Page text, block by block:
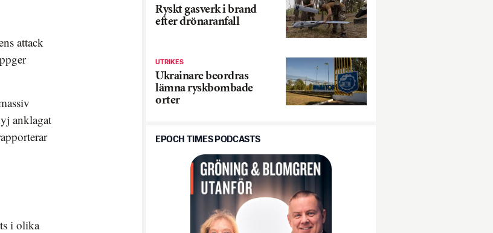
attack
anklagat
i olika
Ryskt gasverk i brand
efter drönaranfall
UTRIKES
Ukrainare beordras
lämna ryskbombade
orter
EPOCH TIMES PODCASTS